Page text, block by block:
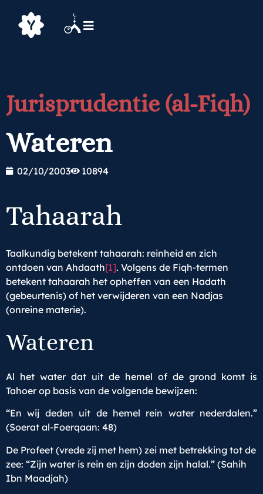
Jurisprudentie (al-Fiqh)
Wateren
02/10/2003 10894
Tahaarah
Taalkundig betekent tahaarah: reinheid en zich
ontdoen van Ahdaath[1]. Volgens de Fiqh-termen
betekent tahaarah het opheffen van een Hadath
(gebeurtenis) of het verwijderen van een Nadjas
(onreine materie).
Wateren
Al het water dat uit de hemel of de grond komt is
Tahoer op basis van de volgende bewijzen:
“En wij deden uit de hemel rein water nederdalen.”
(Soerat al-Foerqaan: 48)
De Profeet (vrede zij met hem) zei met betrekking tot de
zee: “Zijn water is rein en zijn doden zijn halal.” (Sahih
Ibn Maadjah)